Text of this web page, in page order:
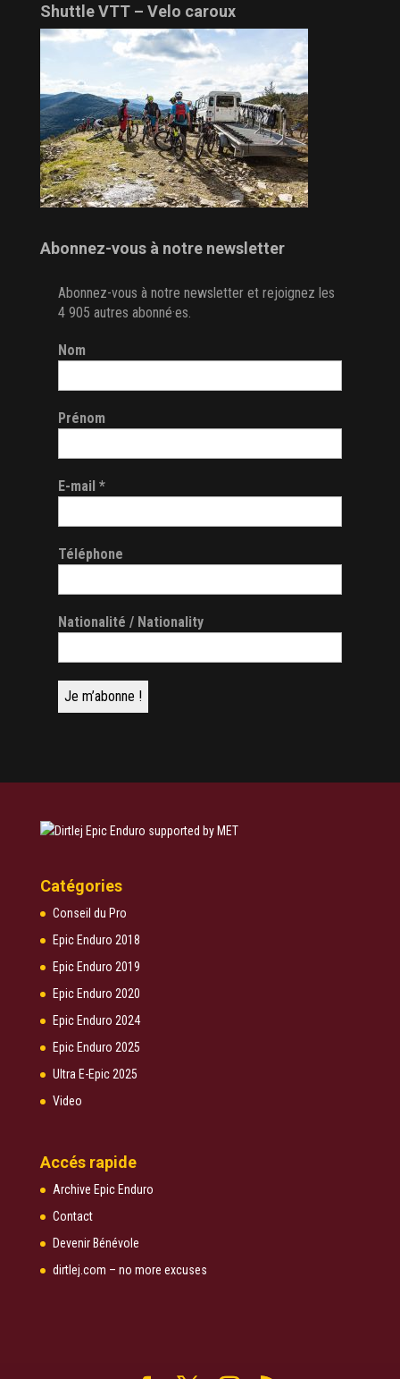
Shuttle VTT – Velo caroux
Abonnez-vous à notre newsletter
Abonnez-vous à notre newsletter et rejoignez les
4 905 autres abonné·es.
Nom
Prénom
E-mail *
Téléphone
Nationalité / Nationality
Catégories
Conseil du Pro
Epic Enduro 2018
Epic Enduro 2019
Epic Enduro 2020
Epic Enduro 2024
Epic Enduro 2025
Ultra E-Epic 2025
Video
Accés rapide
Archive Epic Enduro
Contact
Devenir Bénévole
dirtlej.com – no more excuses